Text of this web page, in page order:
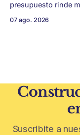
presupuesto rinde
Conurbano vuelve a
07 ago. 2026
Suscribite a